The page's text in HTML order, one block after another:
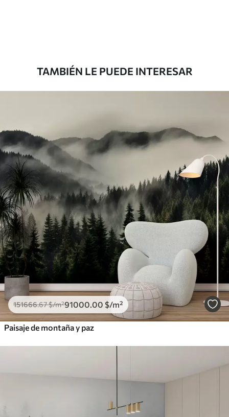
Vinilo Premium
199833.33119900.00$/m²
TAMBIÉN LE PUEDE INTERESAR
151666.67$/m²91000 .00 $/m²
Paisaje de montaña y paz